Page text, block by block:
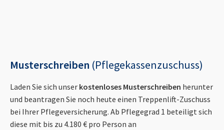
Musterschreiben (Pflegekassenzuschuss)
Laden Sie sich unser kostenloses Musterschreiben herunter
und beantragen Sie noch heute einen Treppenlift-Zuschuss
bei Ihrer Pflegeversicherung. Ab Pflegegrad 1 beteiligt sich
diese mit bis zu 4.180 € pro Person an